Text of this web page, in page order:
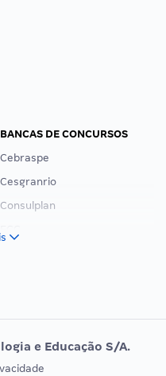
BANCAS DE CONCURSOS
Cebraspe
Cesgranrio
Consulplan
Vunespe Educação S/A.